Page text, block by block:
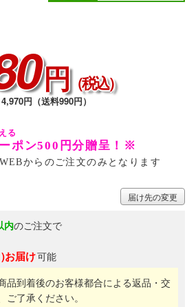
円 （税込）
円（送料990円）
ポン500円分贈呈！※
からのご注文のみとなります
内のご注文で
お届け可能
届け先の変更
品到着後のお客様都合による返品・交
了承ください。